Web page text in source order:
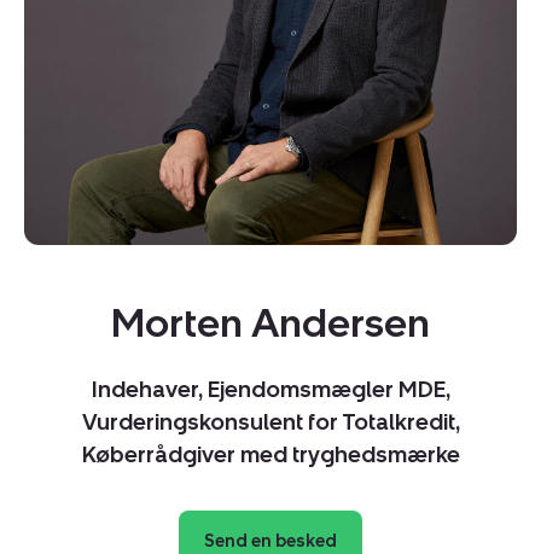
Morten Andersen
Indehaver, Ejendomsmægler MDE,
Vurderingskonsulent for Totalkredit,
Køberrådgiver med tryghedsmærke
Send en besked
Kopier link